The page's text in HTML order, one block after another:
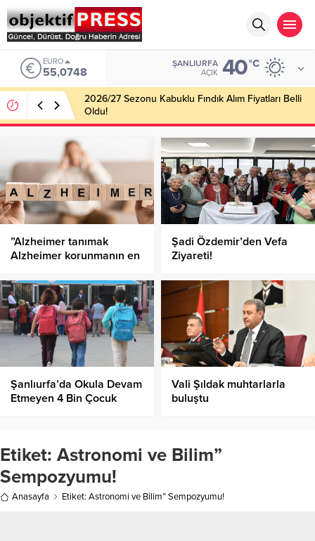
EURO
55,0748
ŞANLIURFA
AÇIK 40°C
2026/27 Sezonu Kabuklu Fındık Alım Fiyatları Belli
Oldu!
”Alzheimer tanımak
Alzheimer korunmanın en
Şadi Özdemir’den Vefa
Ziyareti!
Şanlıurfa’da Okula Devam
Etmeyen 4 Bin Çocuk
Vali Şıldak muhtarlarla
buluştu
Etiket: Astronomi ve Bilim”
Sempozyumu!
Anasayfa Etiket: Astronomi ve Bilim” Sempozyumu!